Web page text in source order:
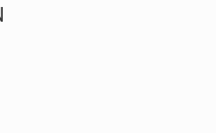
de Estados Unidos mantener e…
preparada para la…
del Departamento de Agricultura de
vez nacen de una interpretación